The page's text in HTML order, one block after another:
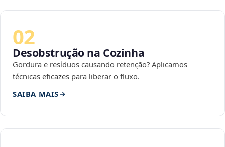
02
Desobstrução na Cozinha
Gordura e resíduos causando retenção? Aplicamos
técnicas eficazes para liberar o fluxo.
SAIBA MAIS